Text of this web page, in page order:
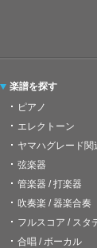
楽譜を探す
ピアノ
エレクトーン
ヤマハグレード関
弦楽器
管楽器 / 打楽器
吹奏楽 / 器楽合奏
フルスコア / スタ
合唱 / ボーカル